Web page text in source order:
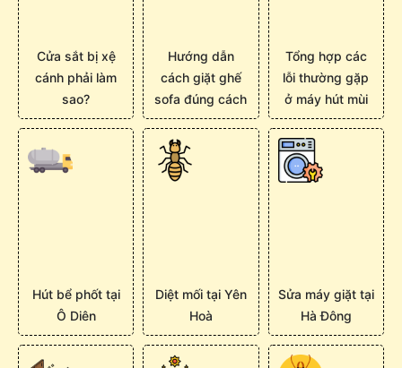
Cửa sắt bị xệ
cánh phải làm
sao?
Hướng dẫn
cách giặt ghế
sofa đúng cách
Tổng hợp các
lỗi thường gặp
ở máy hút mùi
Hút bể phốt tại
Ô Diên
Diệt mối tại Yên
Hoà
Sửa máy giặt tại
Hà Đông